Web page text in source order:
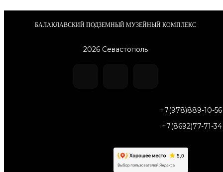
БАЛАКЛАВСКИЙ ПОДЗЕМНЫЙ МУЗЕЙНЫЙ КОМПЛЕКС
2026 Севастополь
+7(978)889-10-56
+7(8692)77-71-34